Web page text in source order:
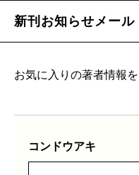
新刊お知らせメール
お気に入りの著者情報
コンドウアキ